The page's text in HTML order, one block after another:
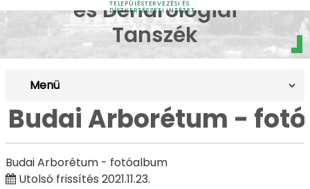
TELEPÜLÉSTERVEZÉSI ÉS
DÍSZKERTÉSZETI INTÉZET
és Dendrológiai
Tanszék
Menü
Budai Arborétum -
Budai Arborétum - fotóalbum
Utolsó frissítés 2021.11.23.